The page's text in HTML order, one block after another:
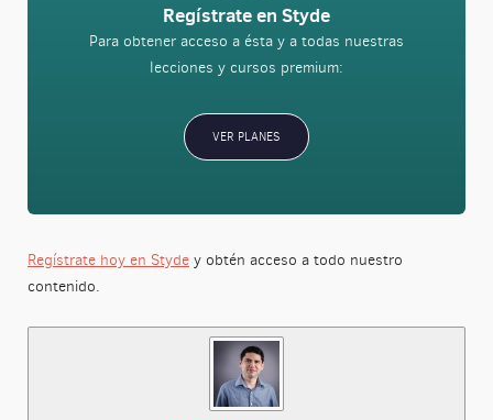
Regístrate en Styde
Para obtener acceso a ésta y a todas nuestras
lecciones y cursos premium:
VER PLANES
Regístrate hoy en Stydey obtén acceso a todo nuestro
contenido.